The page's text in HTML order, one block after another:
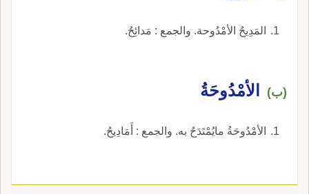
المَدِيحُ الأمْدُوحة. والجمع : مَدائِحُ.
(ب) الأمْدُوحَةُ
الأمْدُوحَةُ مايُمْتَدَحُ به. والجمع : أَمَادِيحُ.